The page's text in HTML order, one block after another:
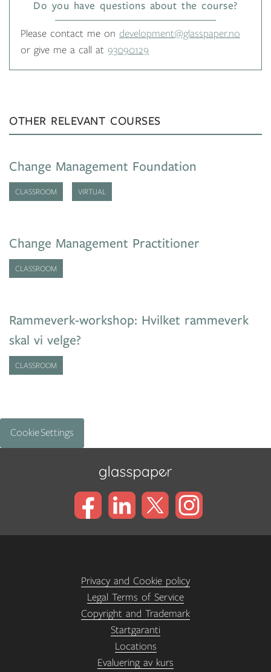
Do you have questions about the course?
Please contact me on development@glasspaper.no
or give me a call at 93090129
OTHER RELEVANT COURSES
Change Management Foundation
CLASSROOM VIRTUAL
Change Management Practitioner
CLASSROOM
Rammeverk-workshop: Hvilket rammeverk
skal vi velge?
CLASSROOM
Cookie Settings
Privacy and Cookie policy
Legal Terms of Service
Copyright and Trademark
Startgaranti
Locations
Evaluering av kurs